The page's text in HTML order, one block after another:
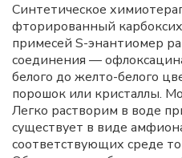
Синтетическое
фторированный
примесей S-энантиомер
соединения —
белого до желто-белого
порошок или кристаллы.
Легко растворим в воде
существует в виде
соответствующих среде